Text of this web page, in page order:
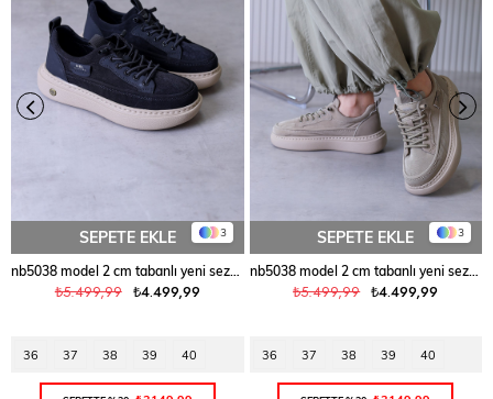
3
SEPETE EKLE
₺4.499,99
₺5.499,99
36 37 38 39 40
3
SEPETE EKLE
nb5038 model 2 cm tabanlı yeni sezon spor ayakkabı HAKI
₺4.499,99
₺5.499,99
36 37 38 39 40